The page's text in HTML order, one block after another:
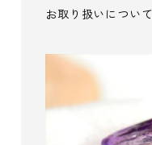
お取り扱いについて